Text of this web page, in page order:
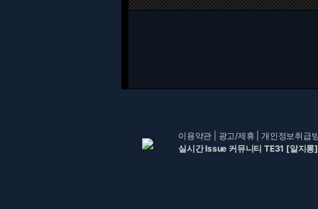
이용약관 광고/제휴 |개인정보취급
실시간 Issue 커뮤니티 TE31 [알지